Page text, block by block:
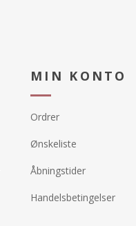
MIN KONTO
Ordrer
Ønskeliste
Åbningstider
Handelsbetingelser